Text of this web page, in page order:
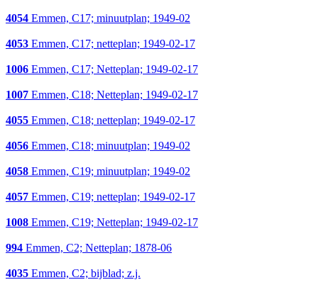
4054 Emmen, C17; minuutplan; 1949-02
4053 Emmen, C17; netteplan; 1949-02-17
1006 Emmen, C17; Netteplan; 1949-02-17
1007 Emmen, C18; Netteplan; 1949-02-17
4055 Emmen, C18; netteplan; 1949-02-17
4056 Emmen, C18; minuutplan; 1949-02
4058 Emmen, C19; minuutplan; 1949-02
4057 Emmen, C19; netteplan; 1949-02-17
1008 Emmen, C19; Netteplan; 1949-02-17
994 Emmen, C2; Netteplan; 1878-06
4035 Emmen, C2; bijblad; z.j.